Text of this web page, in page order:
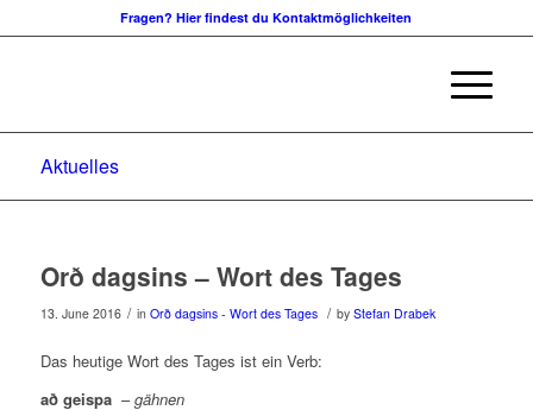
Fragen? Hier findest du Kontaktmöglichkeiten
Aktuelles
Orð dagsins – Wort des Tages
13. June 2016 / in Orð dagsins - Wort des Tages / by Stefan Drabek
Das heutige Wort des Tages ist ein Verb:
að geispa –gähnen